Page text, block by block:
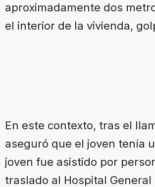
aproximadamente dos
el interior de la vivienda,
En este contexto, tras el
aseguró que el joven tenía
joven fue asistido por
traslado al Hospital